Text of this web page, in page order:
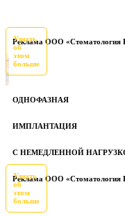
Реклама ООО «Стоматология
Узнать
об
этом
больше
ОДНОФАЗНАЯ
ИМПЛАНТАЦИЯ
С НЕМЕДЛЕННОЙ
Реклама ООО «Стоматология
Узнать
об
этом
больше